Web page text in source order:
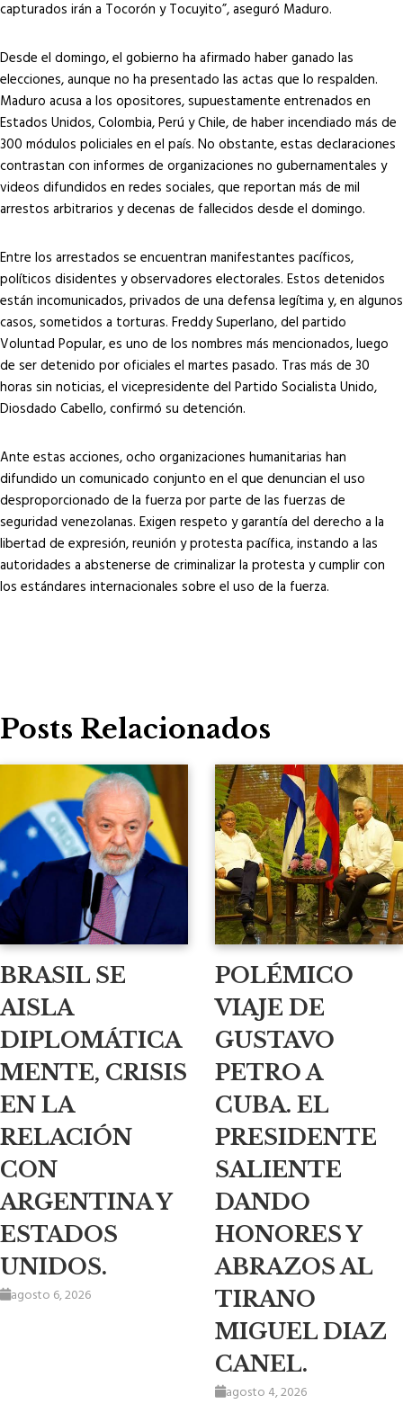
capturados irán a Tocorón y Tocuyito”, aseguró Maduro.
Desde el domingo, el gobierno ha afirmado haber ganado las
elecciones, aunque no ha presentado las actas que lo respalden.
Maduro acusa a los opositores, supuestamente entrenados en
Estados Unidos, Colombia, Perú y Chile, de haber incendiado más de
300 módulos policiales en el país. No obstante, estas declaraciones
contrastan con informes de organizaciones no gubernamentales y
videos difundidos en redes sociales, que reportan más de mil
arrestos arbitrarios y decenas de fallecidos desde el domingo.
Entre los arrestados se encuentran manifestantes pacíficos,
políticos disidentes y observadores electorales. Estos detenidos
están incomunicados, privados de una defensa legítima y, en algunos
casos, sometidos a torturas. Freddy Superlano, del partido
Voluntad Popular, es uno de los nombres más mencionados, luego
de ser detenido por oficiales el martes pasado. Tras más de 30
horas sin noticias, el vicepresidente del Partido Socialista Unido,
Diosdado Cabello, confirmó su detención.
Ante estas acciones, ocho organizaciones humanitarias han
difundido un comunicado conjunto en el que denuncian el uso
desproporcionado de la fuerza por parte de las fuerzas de
seguridad venezolanas. Exigen respeto y garantía del derecho a la
libertad de expresión, reunión y protesta pacífica, instando a las
autoridades a abstenerse de criminalizar la protesta y cumplir con
los estándares internacionales sobre el uso de la fuerza.
Posts Relacionados
BRASIL SE
AISLA
DIPLOMÁTICA
MENTE, CRISIS
EN LA
RELACIÓN
CON
ARGENTINA Y
ESTADOS
UNIDOS.
agosto 6, 2026
POLÉMICO
VIAJE DE
GUSTAVO
PETRO A
CUBA. EL
PRESIDENTE
SALIENTE
DANDO
HONORES Y
ABRAZOS AL
TIRANO
MIGUEL DIAZ
CANEL.
agosto 4, 2026